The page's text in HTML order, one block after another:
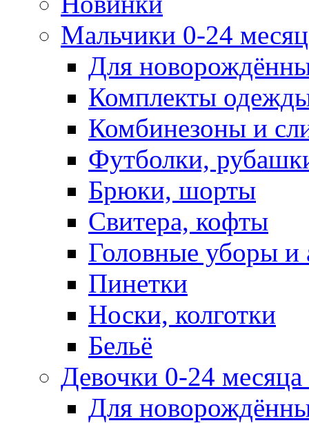
Мальчики 0-24
Для
Комплекты
Комбинезоны и
Футболки,
Брюки, шорты
Свитера, кофты
Головные уборы и
Пинетки
Носки, колготки
Бельё
Девочки 0-24
Для